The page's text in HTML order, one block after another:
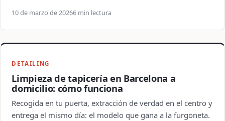
10 de marzo de 20266 min lectura
DETAILING
Limpieza de tapicería en Barcelona a
domicilio: cómo funciona
Recogida en tu puerta, extracción de verdad en el centro y
entrega el mismo día: el modelo que gana a la furgoneta.